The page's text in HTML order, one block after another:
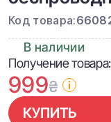
Код товара:
В наличии
Получение товара:
999₴
КУПИТЬ